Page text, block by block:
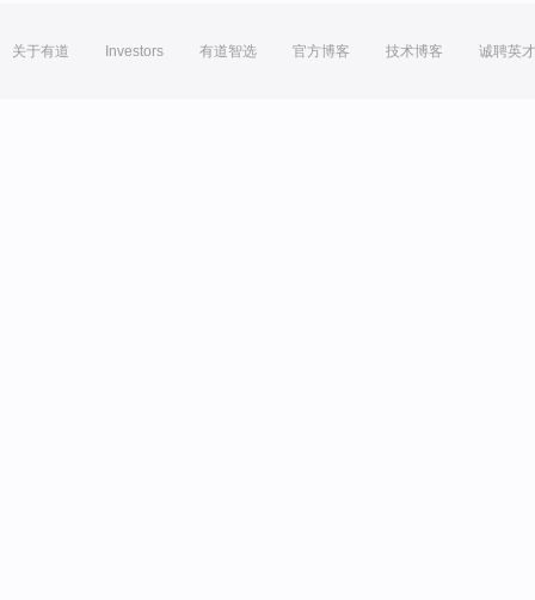
关于有道 Investors 有道智选 官方博客 技术博客 诚聘英才